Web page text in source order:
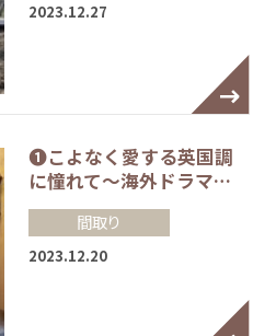
2023.12.27
❶こよなく愛する英国調
に憧れて～海外ドラマ…
間取り
2023.12.20